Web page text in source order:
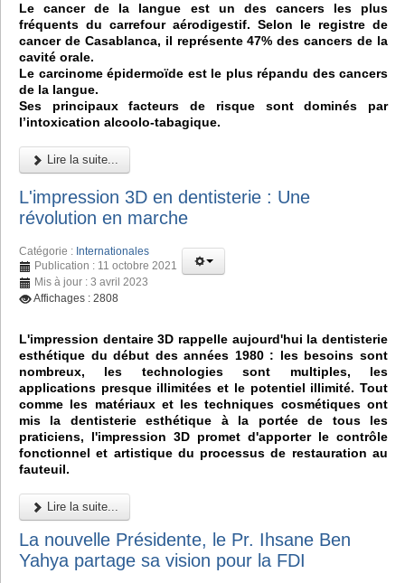
Le cancer de la langue est un des cancers les plus
fréquents du carrefour aérodigestif. Selon le registre de
cancer de Casablanca, il représente 47% des cancers de la
cavité orale.
Le carcinome épidermoïde est le plus répandu des cancers
de la langue.
Ses principaux facteurs de risque sont dominés par
l’intoxication alcoolo-tabagique.
Lire la suite...
L'impression 3D en dentisterie : Une
révolution en marche
Catégorie : Internationales
Publication : 11 octobre 2021
Mis à jour : 3 avril 2023
Affichages : 2808
L'impression dentaire 3D rappelle aujourd'hui la dentisterie
esthétique du début des années 1980 : les besoins sont
nombreux, les technologies sont multiples, les
applications presque illimitées et le potentiel illimité. Tout
comme les matériaux et les techniques cosmétiques ont
mis la dentisterie esthétique à la portée de tous les
praticiens, l'impression 3D promet d'apporter le contrôle
fonctionnel et artistique du processus de restauration au
fauteuil.
Lire la suite...
La nouvelle Présidente, le Pr. Ihsane Ben
Yahya partage sa vision pour la FDI